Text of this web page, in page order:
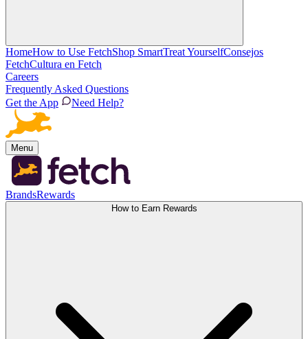
HomeHow to Use FetchShop SmartTreat YourselfConsejos
FetchCultura en Fetch
Careers
Frequently Asked Questions
Get the App
Need Help?
Menu
BrandsRewards
How to Earn Rewards